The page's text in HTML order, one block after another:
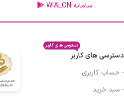
سامانه WIALON
دسترسی های کاربر
دسترسی های کاربر
- حساب کاربری
- سبد خرید